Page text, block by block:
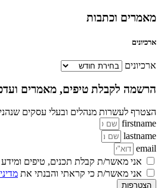
מאמרים וכתבות
ארכיונים
ארכיונים
הרשמה לקבלת טיפים, מאמרים
הצטרף לעשרות מנהלים ובעלי עסקים
firstname
lastname
email
אני מאשר/ת קבלת תכנים, טיפים ומידע
אני מאשר/ת כי קראתי והבנתי את
הצטרפות